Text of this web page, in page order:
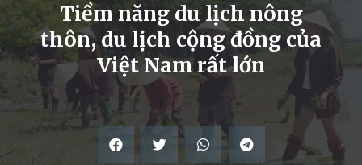
Tiềm năng du lịch nông
thôn, du lịch cộng đồng của
Việt Nam rất lớn